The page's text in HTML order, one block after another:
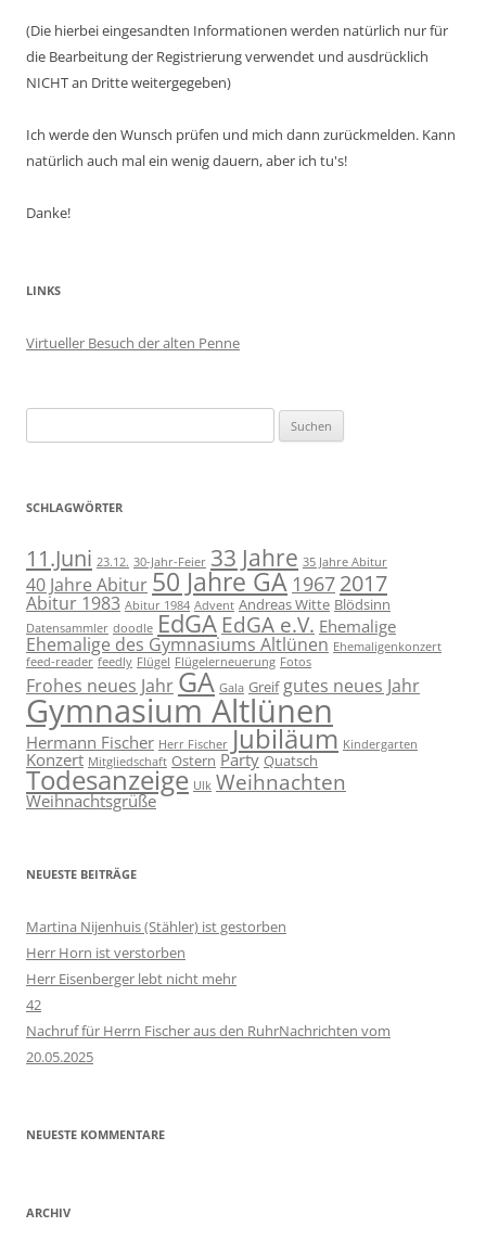
(Die hierbei eingesandten Informationen werden natürlich nur für
die Bearbeitung der Registrierung verwendet und ausdrücklich
NICHT an Dritte weitergegeben)
Ich werde den Wunsch prüfen und mich dann zurückmelden. Kann
natürlich auch mal ein wenig dauern, aber ich tu's!
Danke!
LINKS
Virtueller Besuch der alten Penne
nach:
SCHLAGWÖRTER
11.Juni 23.12. 30-Jahr-Feier 33 Jahre 35 Jahre Abitur
40 Jahre Abitur 50 Jahre GA 1967 2017
Abitur 1983 Abitur 1984 Advent Andreas Witte Blödsinn
Datensammler doodle EdGA EdGA e.V. Ehemalige
Ehemalige des Gymnasiums Altlünen Ehemaligenkonzert
feed-reader feedly Flügel Flügelerneuerung Fotos
Frohes neues JahrGA Gala Greif gutes neues Jahr
Gymnasium Altlünen
Hermann Fischer Herr Fischer Jubiläum Kindergarten
Konzert Mitgliedschaft Ostern Party Quatsch
Todesanzeige Ulk Weihnachten
Weihnachtsgrüße
NEUESTE BEITRÄGE
Martina Nijenhuis (Stähler) ist gestorben
Herr Horn ist verstorben
Herr Eisenberger lebt nicht mehr
42
Nachruf für Herrn Fischer aus den RuhrNachrichten vom
20.05.2025
NEUESTE KOMMENTARE
ARCHIV